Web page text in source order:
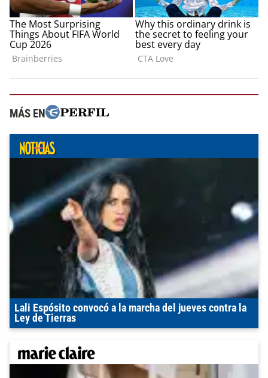
MÁS EN
Lali Espósito convocó a la marcha del jueves contra la
Ley de Tierras